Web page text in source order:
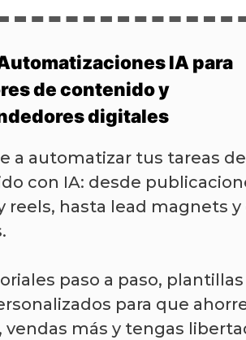
IA para
de contenido y
digitales
a automatizar tus tareas de
con IA: desde
reels, hasta lead magnets y
paso a paso,
para que
más y tengas